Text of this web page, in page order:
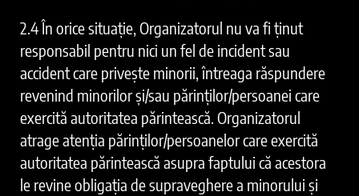
2.4 În orice situație, Organizatorul nu va fi ținut
responsabil pentru nici un fel de incident sau
accident care privește minorii, întreaga răspundere
revenind minorilor și/sau părinților/persoanei care
exercită autoritatea părintească. Organizatorul
atrage atenția părinților/persoanelor care exercită
autoritatea părintească asupra faptului că acestora
le revine obligația de supraveghere a minorului și